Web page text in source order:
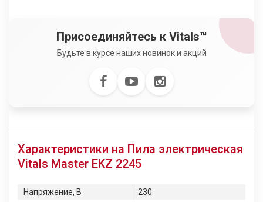
Присоединяйтесь к Vitals™
Будьте в курсе наших новинок и акций
Характеристики на Пила электрическая
Vitals Master EKZ 2245
Напряжение, В
230